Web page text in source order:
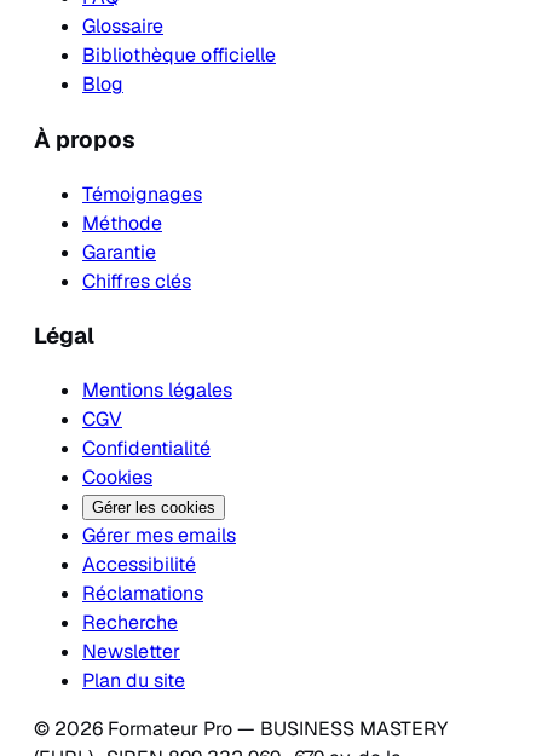
Glossaire
Bibliothèque officielle
Blog
À propos
Témoignages
Méthode
Garantie
Chiffres clés
Légal
Mentions légales
CGV
Confidentialité
Cookies
Gérer les cookies
Gérer mes emails
Accessibilité
Réclamations
Recherche
Newsletter
Plan du site
© 2026 Formateur Pro — BUSINESS MASTERY